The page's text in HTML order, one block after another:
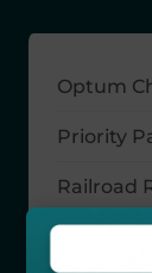
Optum
Priority
Railroad